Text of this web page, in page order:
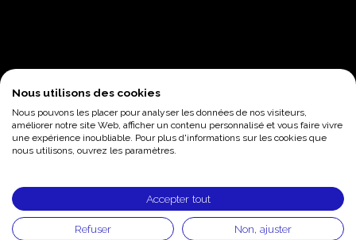
Merci de votre intérêt pour ce webinar !
L’équipe ComeBack
Nous utilisons des cookies
Nous pouvons les placer pour analyser les données de nos visiteurs,
améliorer notre site Web, afficher un contenu personnalisé et vous faire vivre
une expérience inoubliable. Pour plus d'informations sur les cookies que
nous utilisons, ouvrez les paramètres.
Accepter tout
Refuser Non, ajuster